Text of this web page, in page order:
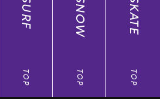
SURF
TOP
SNOW
TOP
SKATE
TOP